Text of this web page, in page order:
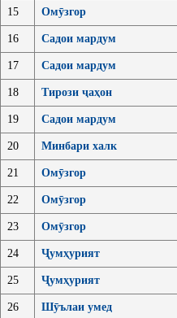
15 Омӯзгор
16 Садои мардум
17 Садои мардум
18 Тирози ҷаҳон
19 Садои мардум
20 Минбари халк
21 Омӯзгор
22 Омӯзгор
23 Омӯзгор
24 Ҷумҳурият
25 Ҷумҳурият
26 Шӯълаи умед